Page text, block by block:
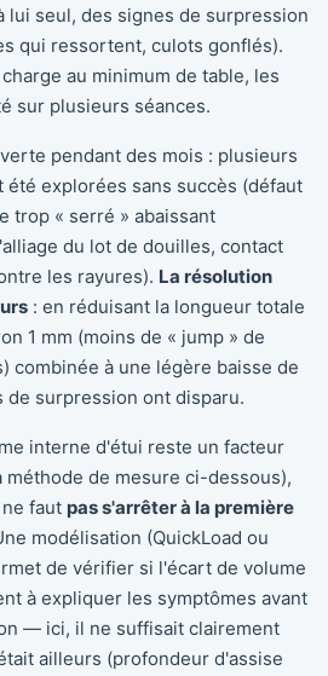
lui seul, des signes de surpression
qui ressortent, culots gonflés).
au minimum de table, les
sur plusieurs séances.
pendant des mois : plusieurs
été explorées sans succès (défaut
trop « serré » abaissant
du lot de douilles, contact
les rayures). La résolution
: en réduisant la longueur totale
1 mm (moins de « jump » de
combinée à une légère baisse de
de surpression ont disparu.
interne d'étui reste un facteur
de mesure ci-dessous),
faut pas s'arrêter à la première
modélisation (QuickLoad ou
de vérifier si l'écart de volume
à expliquer les symptômes avant
— ici, il ne suffisait clairement
ailleurs (profondeur d'assise